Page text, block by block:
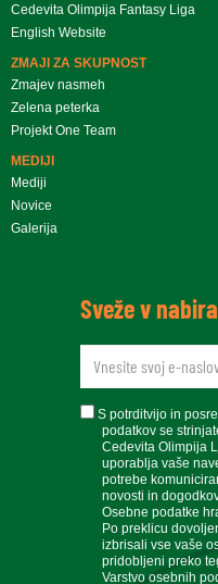
Cedevita Olimpija Fantasy Liga
English Website
ZMAJI ZA SKUPNOST
Zmajev nasmeh
Zelena peterka
Projekt One Team
MEDIJI
Mediji
Novice
Galerija
Sveže v
newsletteremail
soglasje
S potrditvijo in
podatkov se
Cedevita Olimpija
uporablja vaše
potrebe
novosti in
Osebne podatke
Po preklicu
izbrisali vse vaše
pridobljeni preko
Varstvo osebnih